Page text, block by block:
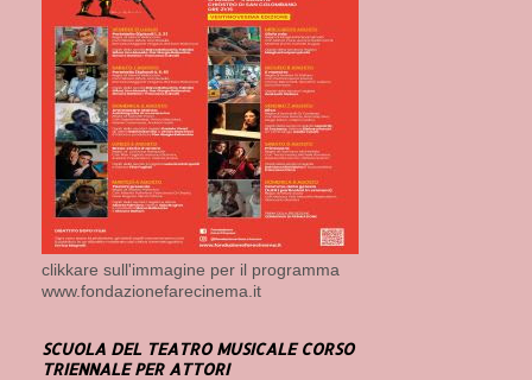
clikkare sull'immagine per il programma
www.fondazionefarecinema.it
SCUOLA DEL TEATRO MUSICALE CORSO
TRIENNALE PER ATTORI